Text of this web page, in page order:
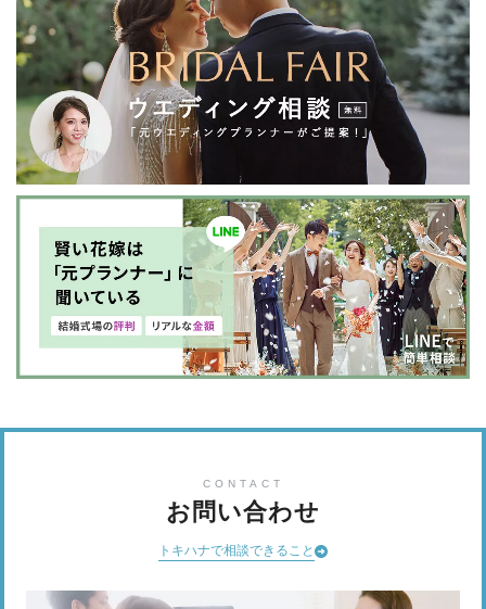
CONTACT
お問い合わせ
トキハナで相談できること